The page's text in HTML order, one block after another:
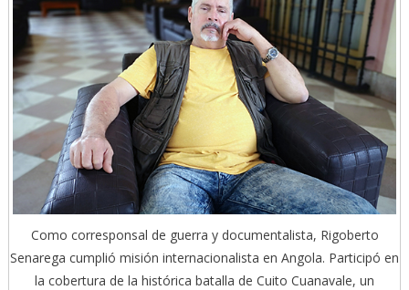
Como corresponsal de guerra y documentalista, Rigoberto
Senarega cumplió misión internacionalista en Angola. Participó en
la cobertura de la histórica batalla de Cuito Cuanavale, un